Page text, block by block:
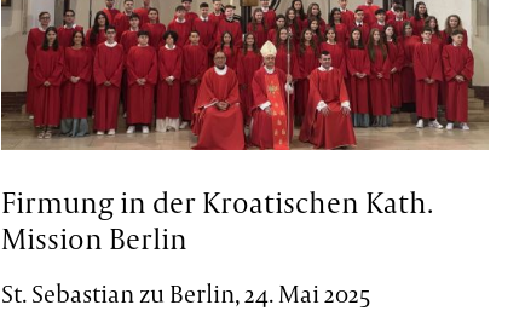
Firmung in der Kroatischen Kath.
Mission Berlin
St. Sebastian zu Berlin, 24. Mai 2025